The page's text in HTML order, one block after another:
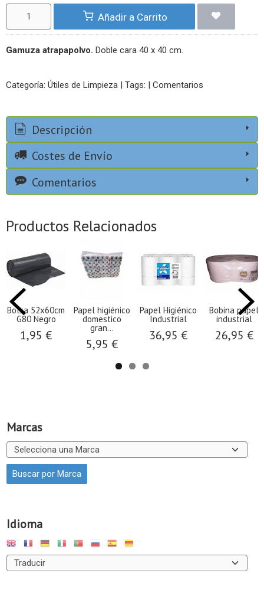
Marcas
Idioma
Añadir a Carrito
Gamuza atrapapolvo. Doble cara 40 x 40 cm.
Categoría: Útiles de Limpieza | Tags: | Comentarios
Descripción
Costes de Envío
Comentarios
Productos Relacionados
Bolsa 52x60cm
G80 Negro
1,95 €
Papel higiénico
domestico
gran...
5,95 €
Papel Higiénico
Industrial
36,95 €
Bobina papel
industrial
26,95 €